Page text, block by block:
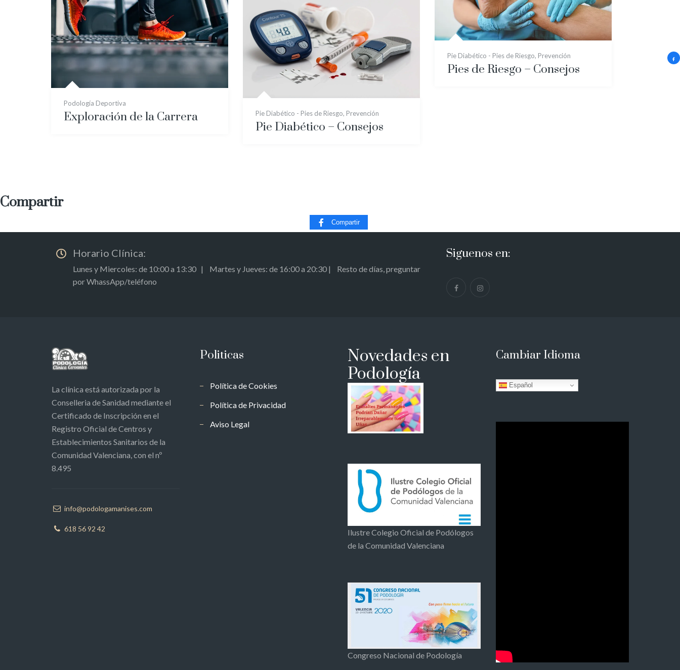
Pie Diabético - Pies de Riesgo, Prevención
Pies de Riesgo – Consejos
Podología Deportiva
Exploración de la Carrera Pie Diabético - Pies de Riesgo, Prevención
Pie Diabético – Consejos
Compartir
Compartir
Horario Clínica:
Lunes y Miercoles: de 10:00 a 13:30 | Martes y Jueves: de 16:00 a 20:30 | Resto de días, preguntar
por WhassApp/teléfono
Siguenos en:
La clínica está autorizada por la
Conselleria de Sanidad mediante el
Certificado de Inscripción en el
Registro Oficial de Centros y
Establecimientos Sanitarios de la
Comunidad Valenciana, con el nº
8.495
info@podologamanises.com
618 56 92 42
Politicas
Política de Cookies
Política de Privacidad
Aviso Legal
Novedades en
Podología
Ilustre Colegio Oficial de Podólogos
de la Comunidad Valenciana
Congreso Nacional de Podología
Cambiar Idioma
Español